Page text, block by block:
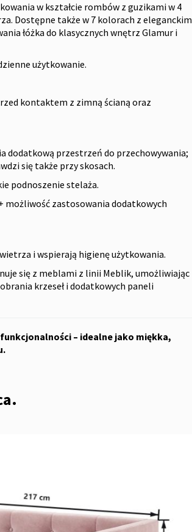
w kształcie rombów z guzikami w 4
Dostępne także w 7 kolorach z eleganckim
łóżka do klasycznych wnętrz Glamur i
użytkowanie.
kontaktem z zimną ścianą oraz
dodatkową przestrzeń do przechowywania;
się także przy skosach.
podnoszenie stelaża.
możliwość zastosowania dodatkowych
i wspierają higienę użytkowania.
się z meblami z linii Meblik, umożliwiając
krzeseł i dodatkowych paneli
– idealne jako miękka,